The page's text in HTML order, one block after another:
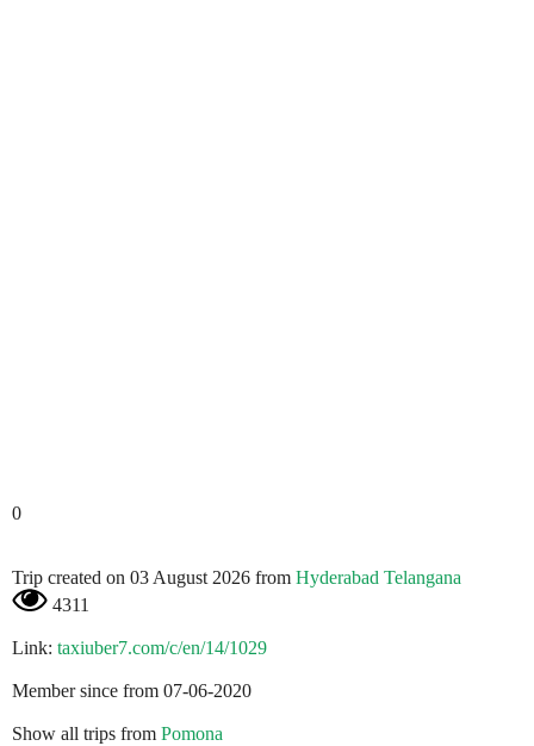
0
Trip created on 03 August 2026 from Hyderabad Telangana
4311
Link: taxiuber7.com/c/en/14/1029
Member since from 07-06-2020
Show all trips from Pomona